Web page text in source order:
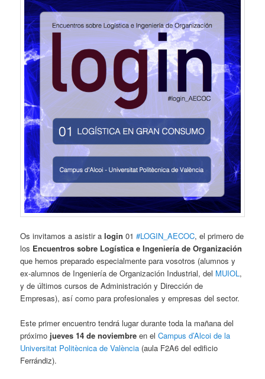
Os invitamos a asistir alogin 01#LOGIN_AECOC, el primero de
los Encuentros sobre Logística e Ingeniería de Organización
que hemos preparado especialmente para vosotros (alumnos y
ex-alumnos de Ingeniería de Organización Industrial, del MUIOL,
y de últimos cursos de Administración y Dirección de
Empresas), así como para profesionales y empresas del sector.
Este primer encuentro tendrá lugar durante toda la mañana del
próximo jueves 14 de noviembre en elCampus d’Alcoi de la
Universitat Politècnica de València (aula F2A6 del edificio
Ferrándiz).